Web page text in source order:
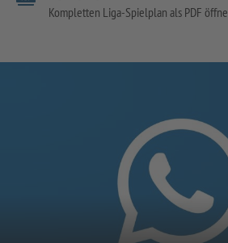
Kompletten Liga-Spielplan als PDF